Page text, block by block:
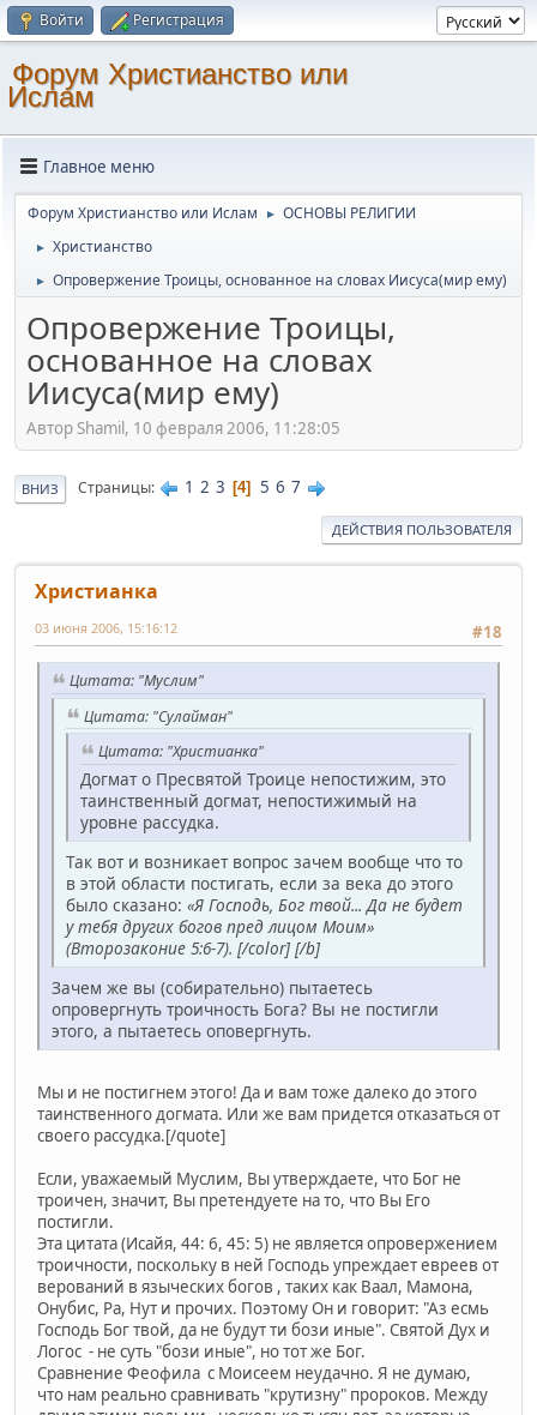
Войти Регистрация
Форум Христианство или
Ислам
Главное меню
Форум Христианство или Ислам ► ОСНОВЫ РЕЛИГИИ
► Христианство
► Опровержение Троицы, основанное на словах Иисуса(мир ему)
Опровержение Троицы,
основанное на словах
Иисуса(мир ему)
Автор Shamil, 10 февраля 2006, 11:28:05
ВНИЗ Страницы 1 2 3 4 5 6 7
ДЕЙСТВИЯ ПОЛЬЗОВАТЕЛЯ
Христианка
#18
03 июня 2006, 15:16:12
Цитата: "Муслим"
Цитата: "Сулайман"
Цитата: "Христианка"
Догмат о Пресвятой Троице непостижим, это
таинственный догмат, непостижимый на
уровне рассудка.
Так вот и возникает вопрос зачем вообще что то
в этой области постигать, если за века до этого
было сказано: «Я Господь, Бог твой... Да не будет
у тебя других богов пред лицом Моим»
(Второзаконие 5:6-7). [/color] [/b]
Зачем же вы (собирательно) пытаетесь
опровергнуть троичность Бога? Вы не постигли
этого, а пытаетесь оповергнуть.
Мы и не постигнем этого! Да и вам тоже далеко до этого
таинственного догмата. Или же вам придется отказаться от
своего рассудка.[/quote]
Если, уважаемый Муслим, Вы утверждаете, что Бог не
троичен, значит, Вы претендуете на то, что Вы Его
постигли.
Эта цитата (Исайя, 44: 6, 45: 5) не является опровержением
троичности, поскольку в ней Господь упреждает евреев от
верований в языческих богов , таких как Ваал, Мамона,
Онубис, Ра, Нут и прочих. Поэтому Он и говорит: "Аз есмь
Господь Бог твой, да не будут ти бози иные". Святой Дух и
Логос - не суть "бози иные", но тот же Бог.
Сравнение Феофила с Моисеем неудачно. Я не думаю,
что нам реально сравнивать "крутизну" пророков. Между